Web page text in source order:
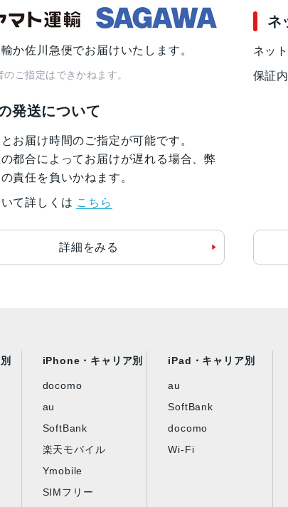
800 万画素
64GB
ストームグレー
5000mAh
2023年3月3日
か佐川急便でお届けいたします。
ご指定はできかねます。
発送について
お届け時間のご指定が可能です。
都合によってお届けが遅れる場合、弊
責任を負いかねます。
て詳しくは こちら
詳細をみる
ネ
ネッ
保証
iPhone・キャリア別
docomo
au
SoftBank
楽天モバイル
Ymobile
SIMフリー
iPad・キャリア別
au
SoftBank
docomo
Wi-Fi